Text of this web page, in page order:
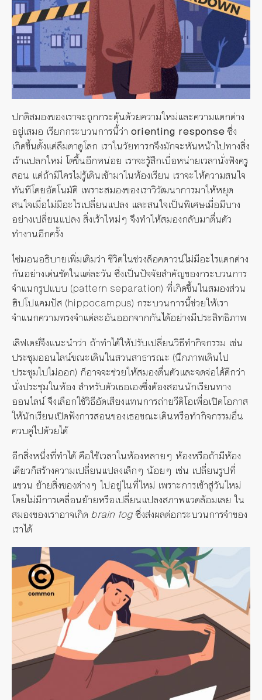
ปกติสมองของเราจะถูกกระตุ้นด้วยความใหม่และความแตกต่าง
อยู่เสมอ เรียกกระบวนการนี้ว่า orienting responseซึ่ง
เกิดขึ้นตั้งแต่ลืมตาดูโลก เราในวัยทารกจึงมักจะหันหน้าไปทางสิ่ง
เร้าแปลกใหม่ โตขึ้นอีกหน่อย เราจะรู้สึกเบื่อหน่ายเวลานั่งฟังครู
สอน แต่ถ้ามีใครไม่รู้เดินเข้ามาในห้องเรียน เราจะให้ความสนใจ
ทันทีโดยอัตโนมัติ เพราะสมองของเราวิวัฒนาการมาให้หยุด
สนใจเมื่อไม่มีอะไรเปลี่ยนแปลง และสนใจเป็นพิเศษเมื่อมีบาง
อย่างเปลี่ยนแปลง สิ่งเร้าใหม่ๆ จึงทำให้สมองกลับมาตื่นตัว
ทำงานอีกครั้ง
ไซ่มอนอธิบายเพิ่มเติมว่า ชีวิตในช่วงล็อคดาวน์ไม่มีอะไรแตกต่าง
กันอย่างเด่นชัดในแต่ละวัน ซึ่งเป็นปัจจัยสำคัญของกระบวนการ
จำแนกรูปแบบ (pattern separation) ที่เกิดขึ้นในสมองส่วน
ฮิปโปแคมปัส (hippocampus) กระบวนการนี้ช่วยให้เรา
จำแนกความทรงจำแต่ละอันออกจากกันได้อย่างมีประสิทธิภาพ
เลิฟเดย์จึงแนะนำว่า ถ้าทำได้ให้ปรับเปลี่ยนวิธีทำกิจกรรม เช่น
ประชุมออนไลน์ขณะเดินในสวนสาธารณะ (นึกภาพเดินไป
ประชุมไปไม่ออก) ก็อาจจะช่วยให้สมองตื่นตัวและจดจ่อได้ดีกว่า
นั่งประชุมในห้อง สำหรับตัวเธอเองซึ่งต้องสอนนักเรียนทาง
ออนไลน์ จึงเลือกใช้วิธีอัดเสียงแทนการถ่ายวีดิโอเพื่อเปิดโอกาส
ให้นักเรียนเปิดฟังการสอนของเธอขณะเดินหรือทำกิจกรรมอื่น
ควบคู่ไปด้วยได้
อีกสิ่งหนึ่งที่ทำได้ คือใช้เวลาในห้องหลายๆ ห้องหรือถ้ามีห้อง
เดียวก็สร้างความเปลี่ยนแปลงเล็กๆ น้อยๆ เช่น เปลี่ยนรูปที่
แขวน ย้ายสิ่งของต่างๆ ไปอยู่ในที่ใหม่ เพราะการเข้าสู่วันใหม่
โดยไม่มีการเคลื่อนย้ายหรือเปลี่ยนแปลงสภาพแวดล้อมเลย ใน
สมองของเราอาจเกิด brain fogซึ่งส่งผลต่อกระบวนการจำของ
เราได้